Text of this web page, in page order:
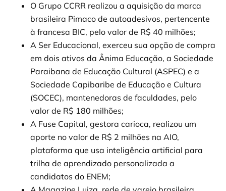
O Grupo CCRR realizou a aquisição da marca
brasileira Pimaco de autoadesivos, pertencente
à francesa BIC, pelo valor de R$ 40 milhões;
A Ser Educacional, exerceu sua opção de compra
em dois ativos da Ânima Educação, a Sociedade
Paraibana de Educação Cultural (ASPEC) e a
Sociedade Capibaribe de Educação e Cultura
(SOCEC), mantenedoras de faculdades, pelo
valor de R$ 180 milhões;
A Fuse Capital, gestora carioca, realizou um
aporte no valor de R$ 2 milhões na AIO,
plataforma que usa inteligência artificial para
trilha de aprendizado personalizada a
candidatos do ENEM;